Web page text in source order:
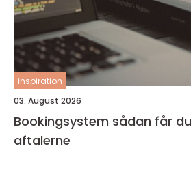
inspiration
03. August 2026
Bookingsystem sådan får du styr på
aftalerne